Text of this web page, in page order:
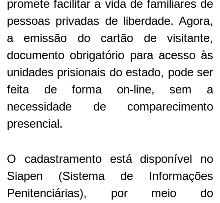
promete facilitar a vida de familiares de
pessoas privadas de liberdade. Agora,
a emissão do cartão de visitante,
documento obrigatório para acesso às
unidades prisionais do estado, pode ser
feita de forma on-line, sem a
necessidade de comparecimento
presencial.
O cadastramento está disponível no
Siapen (Sistema de Informações
Penitenciárias), por meio do